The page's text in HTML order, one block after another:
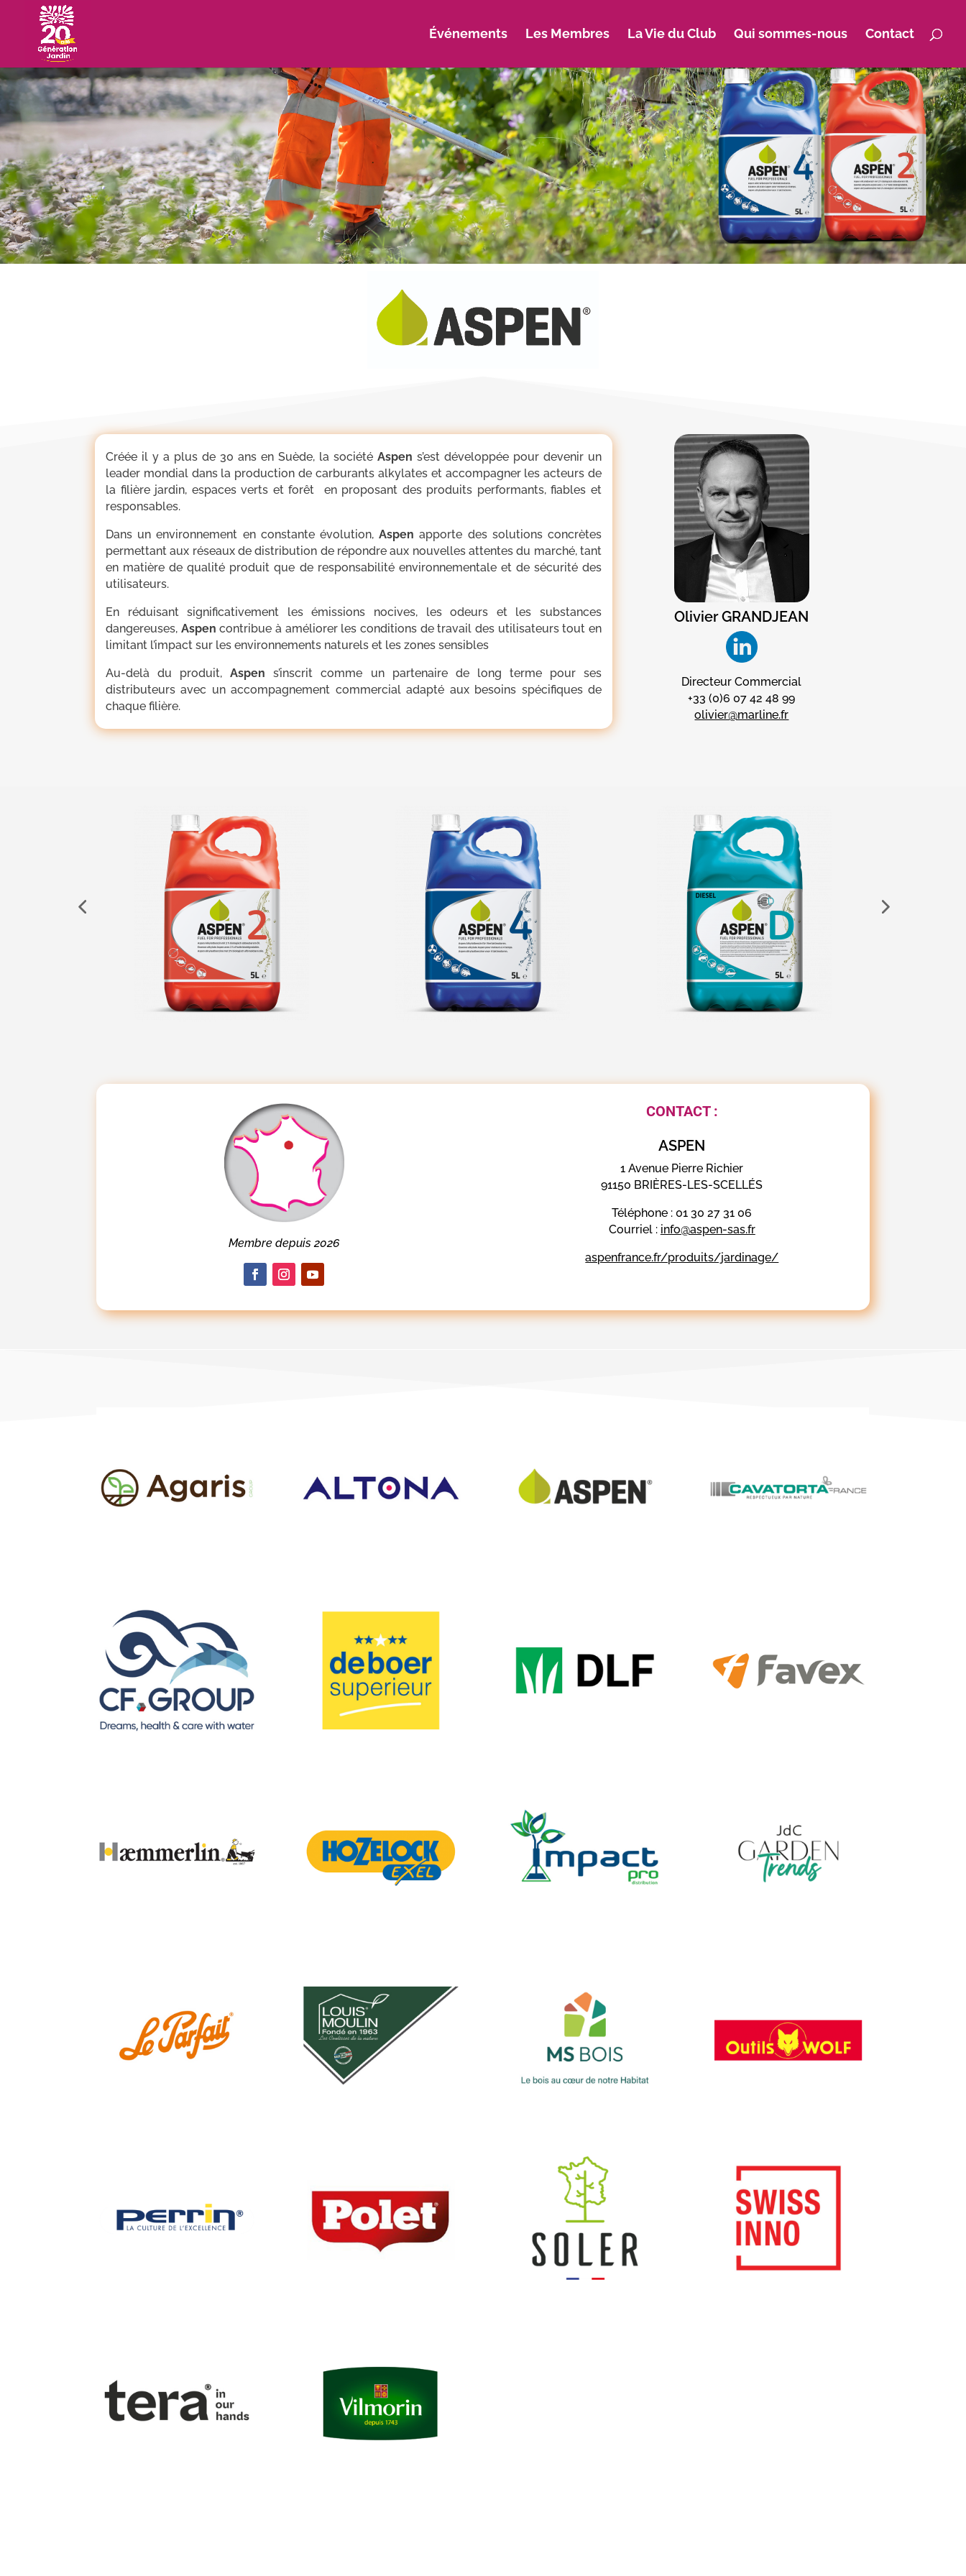
Événements Les Membres La Vie du Club Qui sommes-nous Contact
Créée il y a plus de 30 ans en Suède, la société Aspen s’est développée pour devenir un
leader mondial dans la production de carburants alkylates et accompagner les acteurs de
la filière jardin, espaces verts et forêt en proposant des produits performants, fiables et
responsables.
Dans un environnement en constante évolution,Aspen apporte des solutions concrètes
permettant aux réseaux de distribution de répondre aux nouvelles attentes du marché, tant
en matière de qualité produit que de responsabilité environnementale et de sécurité des
utilisateurs.
En réduisant significativement les émissions nocives, les odeurs et les substances
dangereuses, Aspen contribue à améliorer les conditions de travail des utilisateurs tout en
limitant l’impact sur les environnements naturels et les zones sensibles
Au-delà du produit,Aspen s’inscrit comme un partenaire de long terme pour ses
distributeurs avec un accompagnement commercial adapté aux besoins spécifiques de
chaque filière.
Olivier GRANDJEAN
Directeur Commercial
+33 (0)6 07 42 48 99
olivier@marline.fr
Membre depuis 2026
CONTACT :
ASPEN
1 Avenue Pierre Richier
91150 BRIÈRES-LES-SCELLÉS
Téléphone : 01 30 27 31 06
Courriel : info@aspen-sas.fr
aspenfrance.fr/produits/jardinage/